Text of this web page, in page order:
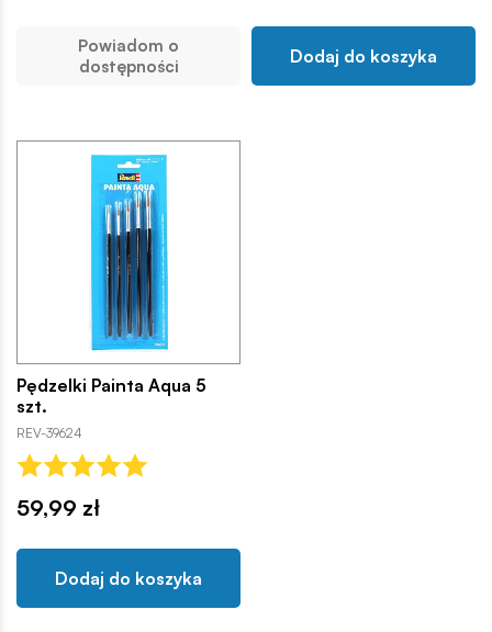
Powiadom o
dostępności
Dodaj do koszyka
Pędzelki Painta Aqua 5
szt.
REV-39624
59,99 zł
Dodaj do koszyka